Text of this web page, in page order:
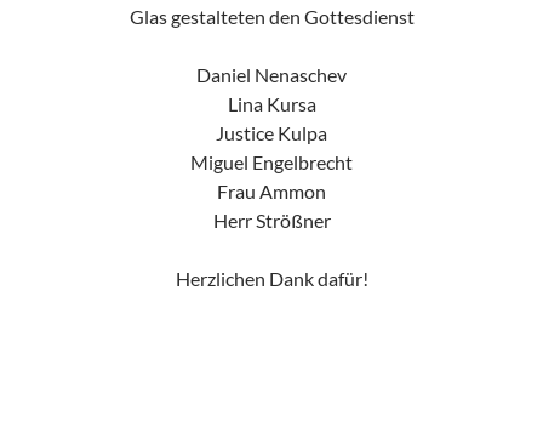
Glas gestalteten den Gottesdienst
Daniel Nenaschev
Lina Kursa
Justice Kulpa
Miguel Engelbrecht
Frau Ammon
Herr Strößner
Herzlichen Dank dafür!